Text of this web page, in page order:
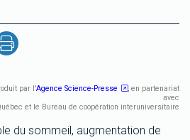
par l'Agence Science-Presse
, en partenariat
avec
et le Bureau de coopération interuniversitaire
du sommeil, augmentation de